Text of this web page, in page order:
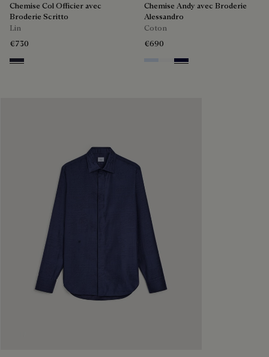
Chemise Col Officier avec
Broderie Scritto
Lin
€730
Cold Night Blue
Chemise Andy avec Broderie
Alessandro
Coton
€690
Sky BlueBlanc Optique
Nero Blue